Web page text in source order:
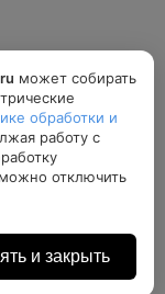
парк, стадион
может собирать
обработки и
работу с
отключить
и закрыть